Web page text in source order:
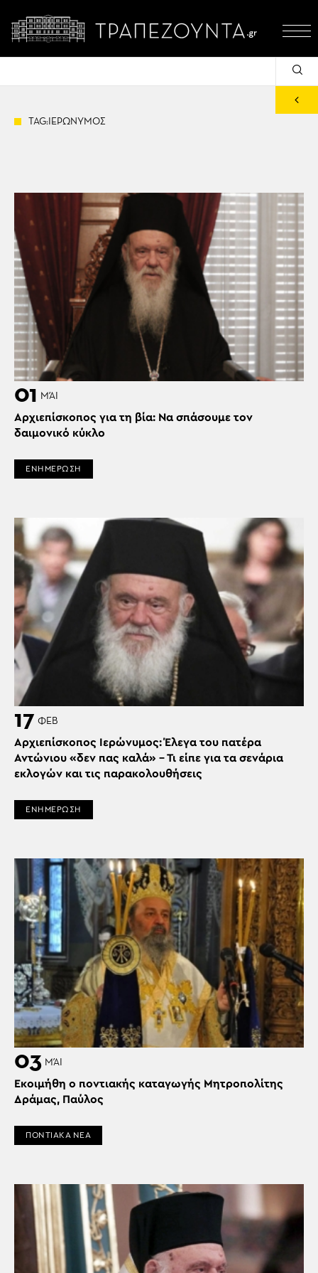
TAG:ΙΕΡΩΝΥΜΟΣ
01 ΜΆΙ
Αρχιεπίσκοπος για τη βία: Να σπάσουμε τον
δαιμονικό κύκλο
ΕΝΗΜΕΡΩΣΗ
17 ΦΕΒ
Αρχιεπίσκοπος Ιερώνυμος: Έλεγα του πατέρα
Αντώνιου «δεν πας καλά» – Τι είπε για τα σενάρια
εκλογών και τις παρακολουθήσεις
ΕΝΗΜΕΡΩΣΗ
03 ΜΆΙ
Εκοιμήθη ο ποντιακής καταγωγής Μητροπολίτης
Δράμας, Παύλος
ΠΟΝΤΙΑΚΑ ΝΕΑ